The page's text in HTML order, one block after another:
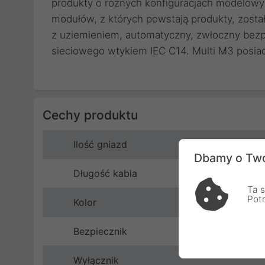
produkty o różnych konfiguracjach
modułów, z których powstają produkty,
z uziemieniem, automatyczny, zwłoczny
sieciowego wtykiem IEC C14. Multi M3
Cechy produktu
Ilość gniazd
Długość kabla
Kolor
Bezpiecznik
Wyłącznik
Dbamy o
Ta